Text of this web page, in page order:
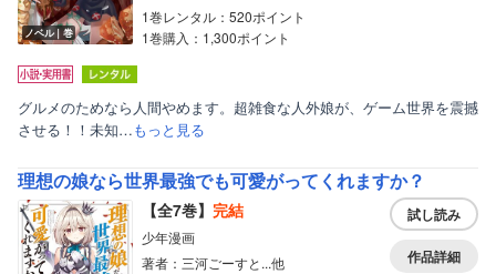
ノベル｜巻
1巻レンタル：520ポイント
1巻購入：1,300ポイント
グルメのためなら人間やめます。超雑食な人外娘が、ゲーム世界を震撼
させる！！未知…もっと見る
理想の娘なら世界最強でも可愛がってくれますか？
【全7巻】 完結
少年漫画
著者：三河ごーすと...他
試し読み
作品詳細